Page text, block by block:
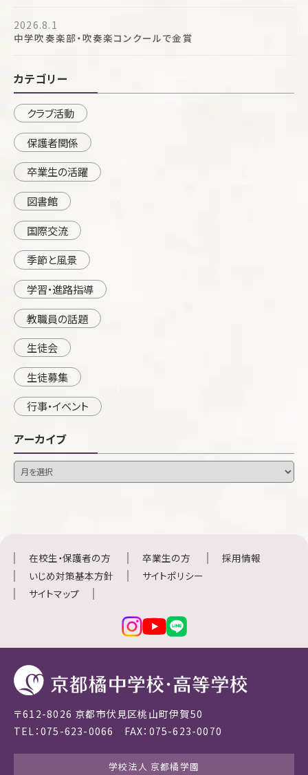
2026.8.1
中学吹奏楽部・吹奏楽コンクールで金賞
カテゴリー
クラブ活動
保護者関係
卒業生の活躍
図書館
国際交流
季節と風景
学習・進路指導
教職員の話題
生徒会
生徒募集
行事・イベント
アーカイブ
在校生・保護者の方 卒業生の方
採用情報
いじめ対策基本方針
サイトポリシー
サイトマップ
〒612-8026 京都市伏見区桃山町伊賀50
TEL：075-623-0066 FAX：075-623-0070
学校法人 京都橘学園